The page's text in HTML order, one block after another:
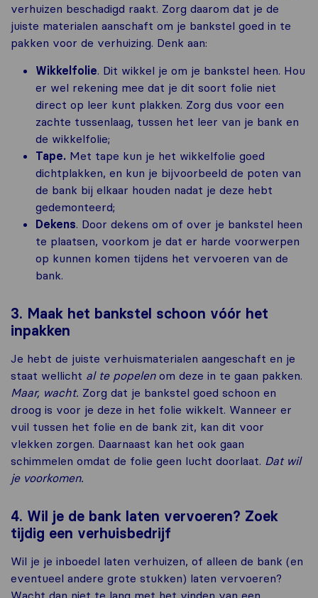
verhuizen beschadigd raakt. Zorg daarom dat je de
juiste materialen aanschaft om je bankstel goed in te
pakken voor de verhuizing. Denk aan:
Wikkelfolie. Dit wikkel je om je bankstel heen. Hou
er wel rekening mee dat je dit soort folie niet
direct op leer kunt plakken. Zorg dus voor een
zachte tussenlaag, tussen het leer van je bank en
de wikkelfolie;
Tape. Met tape kun je het wikkelfolie goed
dichtplakken, en kun je bijvoorbeeld de poten van
de bank bij elkaar houden nadat je deze hebt
gedemonteerd;
Dekens. Door dekens om of over je bankstel heen
te plaatsen, voorkom je dat er harde voorwerpen
op kunnen komen tijdens het vervoeren van de
bank.
3. Maak het bankstel schoon vóór het
inpakken
Je hebt de juiste verhuismaterialen aangeschaft en je
staat wellicht al te popelenom deze in te gaan pakken.
Maar, wacht. Zorg dat je bankstel goed schoon en
droog is voor je deze in het folie wikkelt. Wanneer er
vuil tussen het folie en de bank zit, kan dit voor
vlekken zorgen. Daarnaast kan het ook gaan
schimmelen omdat de folie geen lucht doorlaat. Dat wil
je voorkomen.
4. Wil je de bank laten vervoeren? Zoek
tijdig een verhuisbedrijf
Wil je je inboedel laten verhuizen, of alleen de bank (en
eventueel andere grote stukken) laten vervoeren?
Wacht dan niet te lang met het vinden van een